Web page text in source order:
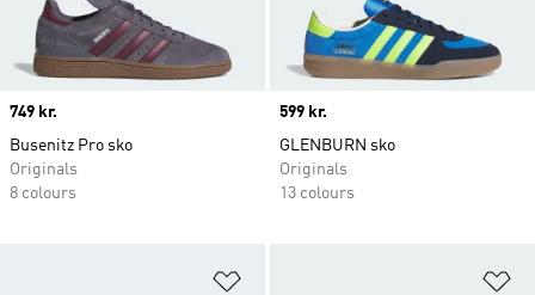
Price
749 kr.
Busenitz Pro sko
Originals
8 colours
Price
599 kr.
GLENBURN sko
Originals
13 colours